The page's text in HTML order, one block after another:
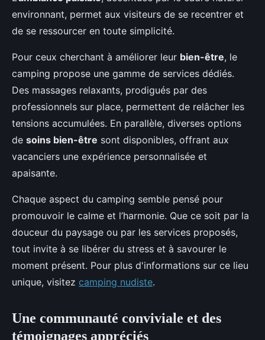
environnant, permet aux visiteurs de se recentrer et
de se ressourcer en toute simplicité.
Pour ceux cherchant à améliorer leur bien-être, le
camping propose une gamme de services dédiés.
Des massages relaxants, prodigués par des
professionnels sur place, permettent de relâcher les
tensions accumulées. En parallèle, diverses options
de soins bien-être sont disponibles, offrant aux
vacanciers une expérience personnalisée et
apaisante.
Chaque aspect du camping semble pensé pour
promouvoir le calme et l’harmonie. Que ce soit par la
douceur du paysage ou par les services proposés,
tout invite à se libérer du stress et à savourer le
moment présent. Pour plus d'informations sur ce lieu
unique, visitez camping nudiste.
Une communauté conviviale et des
témoignages appréciés